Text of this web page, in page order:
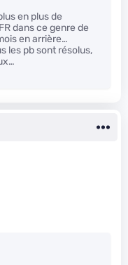
en plus de
dans ce genre de
en arrière…
les pb sont résolus,